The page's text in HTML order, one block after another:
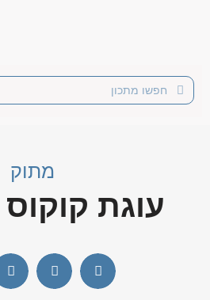
מתוק
עוגת